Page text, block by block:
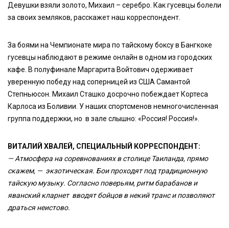
Девушки взяли золото, Михаил – серебро. Как гусевцы болели
за своих земляков, расскажет наш корреспондент.
За боями на Чемпионате мира по тайскому боксу в Бангкоке
гусевцы наблюдают в режиме онлайн в одном из городских
кафе. В полуфинале Маргарита Войтович одерживает
уверенную победу над соперницей из США Самантой
Степньюсон. Михаил Сташко досрочно побеждает Кортеса
Карлоса из Боливии. У наших спортсменов немногочисленная
группа поддержки, но в зале слышно: «Россия! Россия!».
ВИТАЛИЙ ХВАЛЕЙ, СПЕЦИАЛЬНЫЙ КОРРЕСПОНДЕНТ:
— Атмосфера на соревнованиях в столице Таиланда, прямо
скажем, — экзотическая. Бои проходят под традиционную
тайскую музыку. Согласно поверьям, ритм барабанов и
яванский кларнет вводят бойцов в некий транс и позволяют
драться неистово.